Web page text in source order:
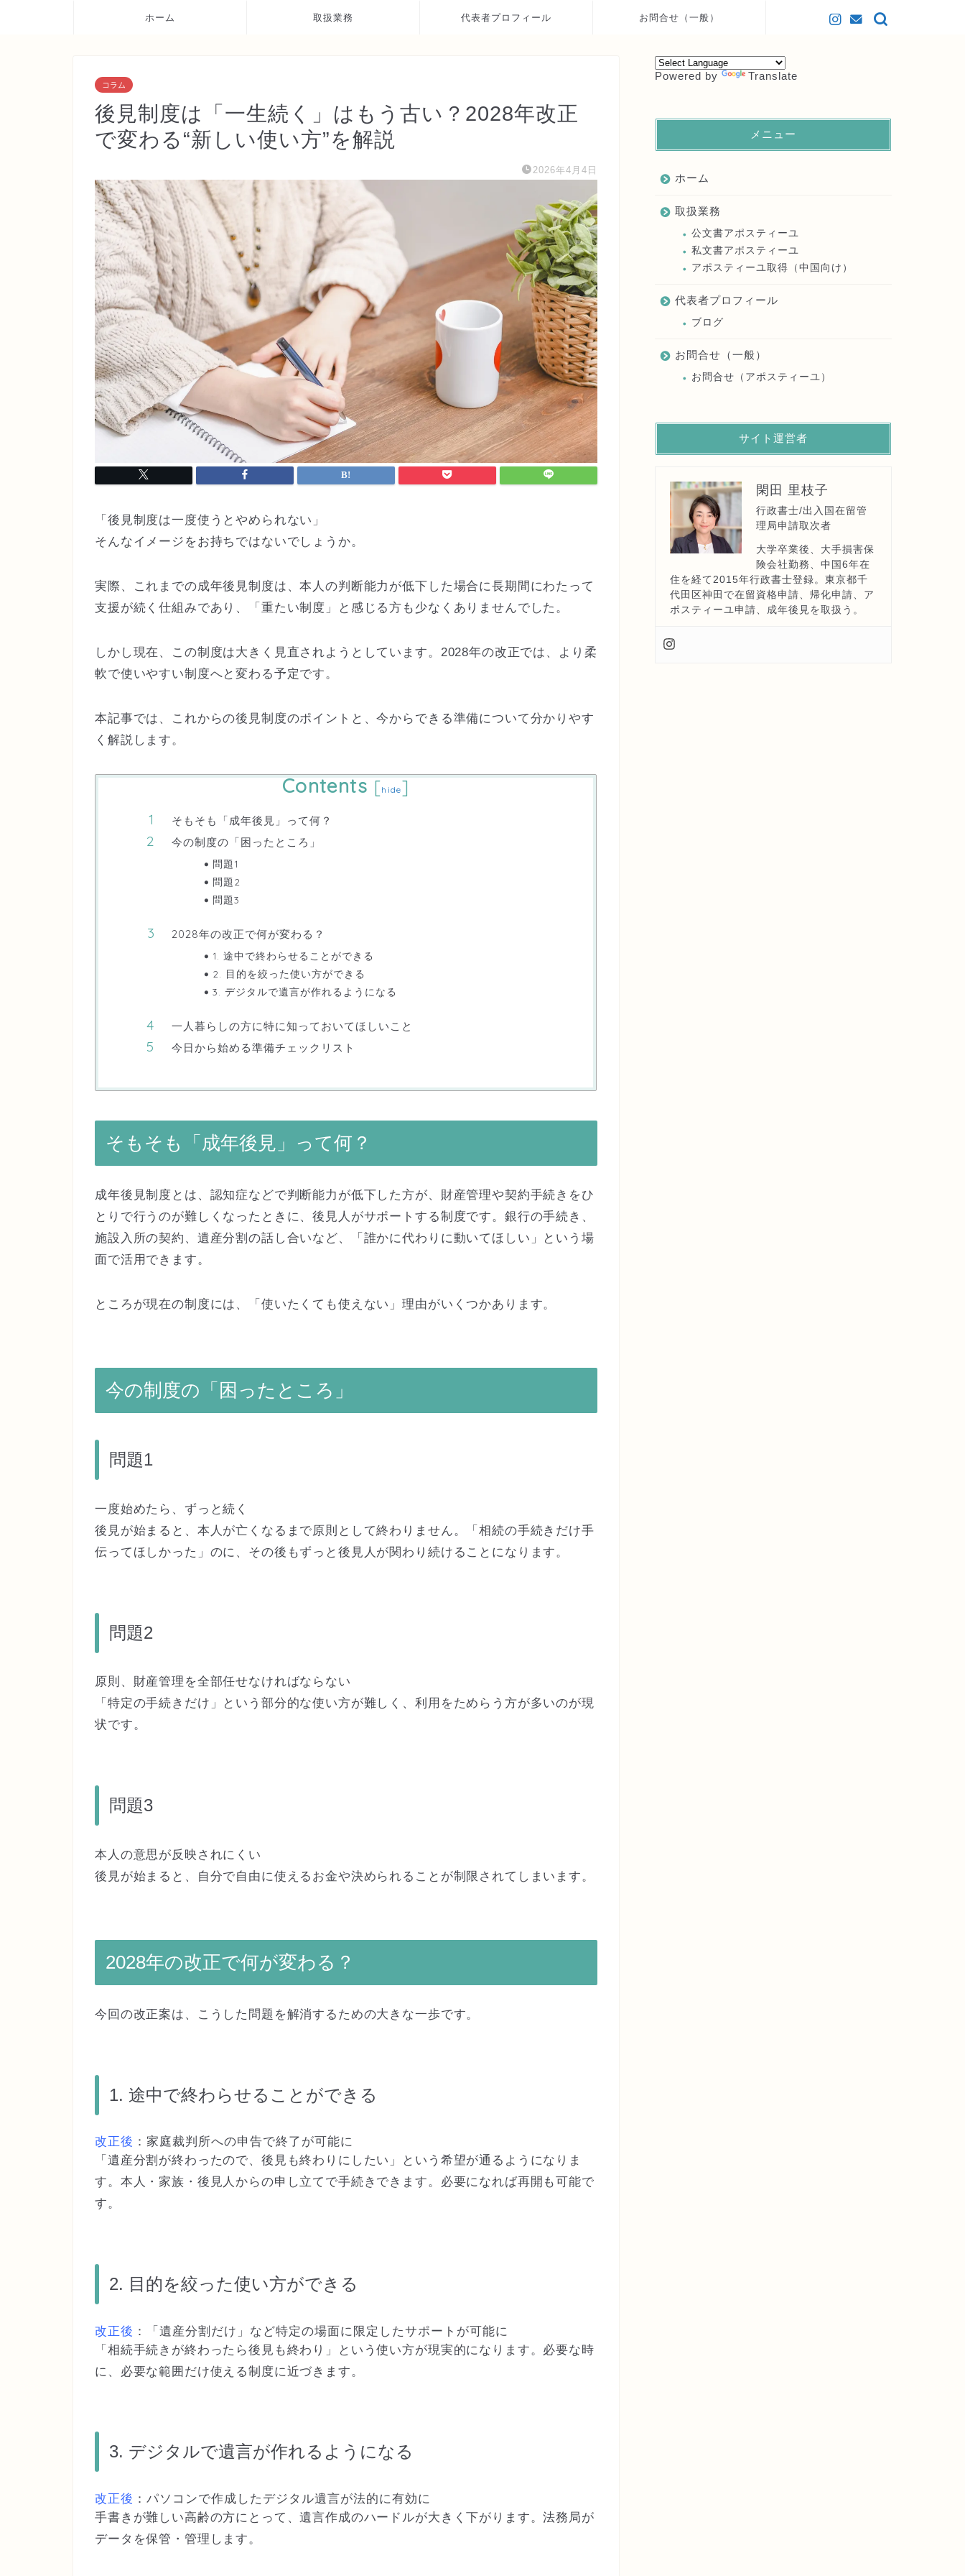
ホーム 取扱業務 代表者プロフィール お問合せ（一般）
コラム
後見制度は「一生続く」はもう古い？2028年改正
で変わる“新しい使い方”を解説
2026年4月4日
「後見制度は一度使うとやめられない」
そんなイメージをお持ちではないでしょうか。
実際、これまでの成年後見制度は、本人の判断能力が低下した場合に長期間にわたって
支援が続く仕組みであり、「重たい制度」と感じる方も少なくありませんでした。
しかし現在、この制度は大きく見直されようとしています。2028年の改正では、より柔
軟で使いやすい制度へと変わる予定です。
本記事では、 これからの後見制度のポイントと、今からできる準備について分かりやす
く解説します。
Contents [hide]
そもそも「成年後見」って何？
今の制度の「困ったところ」
問題1
問題2
問題3
2028年の改正で何が変わる？
1. 途中で終わらせることができる
2. 目的を絞った使い方ができる
3. デジタルで遺言が作れるようになる
一人暮らしの方に特に知っておいてほしいこと
今日から始める準備チェックリスト
そもそも「成年後見」って何？
成年後見制度とは、認知症などで判断能力が低下した方が、財産管理や契約手続きをひ
とりで行うのが難しくなったときに、後見人がサポートする制度です。銀行の手続き、
施設入所の契約、遺産分割の話し合いなど、「誰かに代わりに動いてほしい」という場
面で活用できます。
ところが現在の制度には、「使いたくても使えない」理由がいくつかあります。
今の制度の「困ったところ」
問題1
一度始めたら、ずっと続く
後見が始まると、本人が亡くなるまで原則として終わりません。「相続の手続きだけ手
伝ってほしかった」のに、その後もずっと後見人が関わり続けることになります。
問題2
原則、財産管理を全部任せなければならない
「特定の手続きだけ」という部分的な使い方が難しく、利用をためらう方が多いのが現
状です。
問題3
本人の意思が反映されにくい
後見が始まると、自分で自由に使えるお金や決められることが制限されてしまいます。
2028年の改正で何が変わる？
今回の改正案は、こうした問題を解消するための大きな一歩です。
1. 途中で終わらせることができる
改正後 ：家庭裁判所への申告で終了が可能に
「遺産分割が終わったので、後見も終わりにしたい」という希望が通るようになりま
す。本人・家族・後見人からの申し立てで手続きできます。必要になれば再開も可能で
す。
2. 目的を絞った使い方ができる
改正後 ：
「遺産分割だけ」など特定の場面に限定したサポートが可能に
「相続手続きが終わったら後見も終わり」という使い方が現実的になります。必要な時
に、必要な範囲だけ使える制度に近づきます。
3. デジタルで遺言が作れるようになる
改正後 ： パソコンで作成したデジタル遺言が法的に有効に
手書きが難しい高齢の方にとって、遺言作成のハードルが大きく下がります。法務局が
データを保管・管理します。
Powered by Translate
メニュー
ホーム
取扱業務
公文書アポスティーユ
私文書アポスティーユ
アポスティーユ取得（中国向け）
代表者プロフィール
ブログ
お問合せ（一般）
お問合せ（アポスティーユ）
サイト運営者
閑田 里枝子
行政書士/出入国在留管
理局申請取次者
大学卒業後、大手損害保
険会社勤務、中国6年在
住を経て2015年行政書士登録。東京都千
代田区神田で在留資格申請、帰化申請、ア
ポスティーユ申請、成年後見を取扱う。